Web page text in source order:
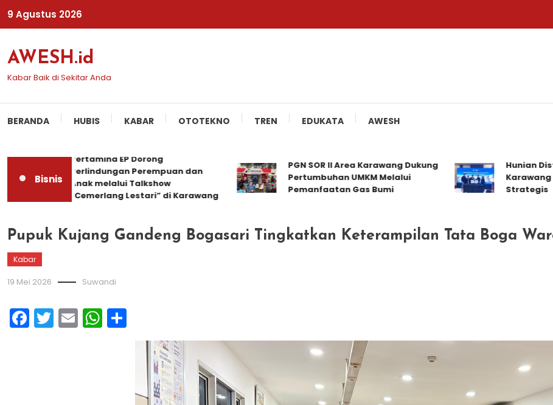
Skip
9 Agustus 2026
AWESH.id
Kabar Baik di Sekitar Anda
BERANDA HUBIS KABAR OTOTEKNO TREN EDUKATA AWESH
Bisnis
Pertamina EP Dorong
Perlindungan Perempuan dan
Anak melalui Talkshow
“Cemerlang Lestari” di Karawang
PGN SOR II Area Karawang Dukung
Pertumbuhan UMKM Melalui
Pemanfaatan Gas Bumi
Hunian District
Karawang
Strategis
Pupuk Kujang Gandeng Bogasari Tingkatkan Keterampilan Tata Boga
Kabar
19 Mei 2026 Suwandi
Facebook
Twitter
EmailWhatsApp